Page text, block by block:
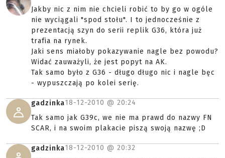
Jakby nic z nim nie chcieli robić to by go w ogóle
nie wyciągali "spod stołu". I to jednocześnie z
prezentacją szyn do serii replik G36, która już
trafia na rynek.
Jaki sens miałoby pokazywanie nagle bez powodu?
Widać zauważyli, że jest popyt na AK.
Tak samo było z G36 - długo długo nic i nagle bęc
- wypuszczają po kolei serię.
gadzinka18-12-2010 @ 20:24
Tak samo jak G39c, we nie ma prawd do nazwy FN
SCAR, i na swoim plakacie piszą swoją nazwę ;D
gadzinka18-12-2010 @ 20:32